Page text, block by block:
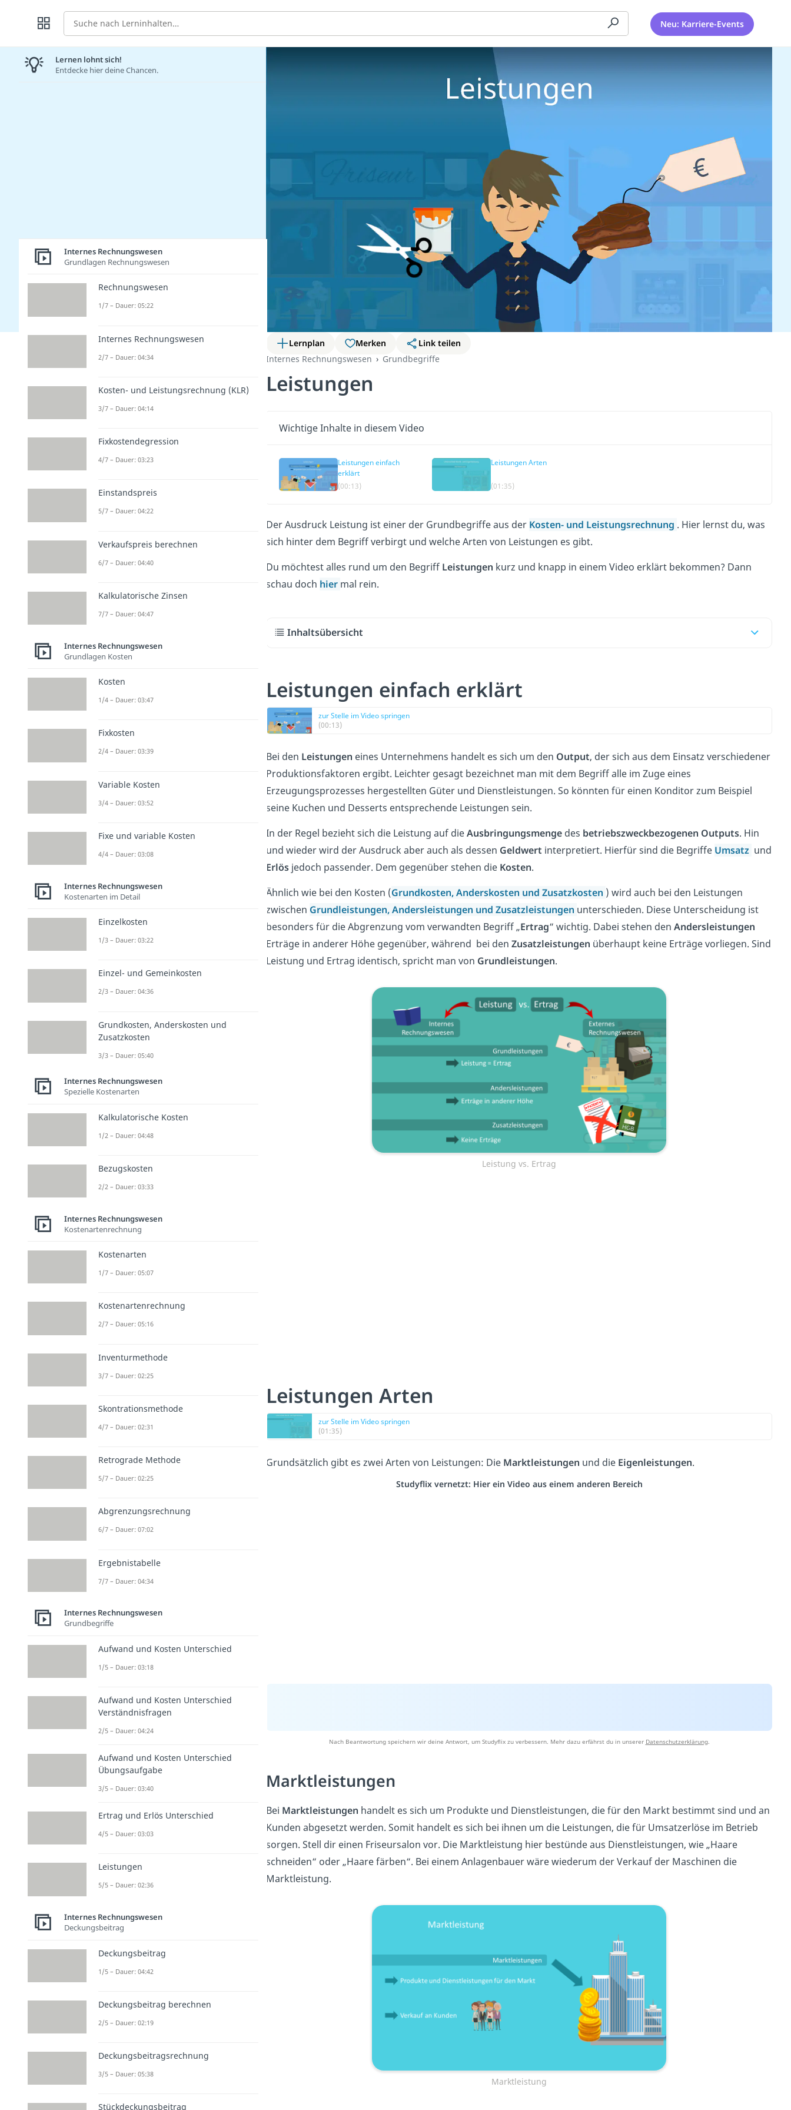
Suche Neu: Karriere-Events
Lernplan Merken
Link teilen
Internes Rechnungswesen
Grundbegriffe
Leistungen
Wichtige Inhalte in diesem Video
Leistungen einfach
erklärt
(00:13)
Leistungen Arten
(01:35)
Der Ausdruck Leistung ist einer der Grundbegriffe aus der Kosten- und Leistungsrechnung . Hier lernst du, was
sich hinter dem Begriff verbirgt und welche Arten von Leistungen es gibt.
Du möchtest alles rund um den Begriff Leistungen kurz und knapp in einem Video erklärt bekommen? Dann
schau doch hier mal rein.
Inhaltsübersicht
Leistungen einfach erklärt
zur Stelle im Video springen
(00:13)
Bei den Leistungen eines Unternehmens handelt es sich um den Output, der sich aus dem Einsatz verschiedener
Produktionsfaktoren ergibt. Leichter gesagt bezeichnet man mit dem Begriff alle im Zuge eines
Erzeugungsprozesses hergestellten Güter und Dienstleistungen. So könnten für einen Konditor zum Beispiel
seine Kuchen und Desserts entsprechende Leistungen sein.
In der Regel bezieht sich die Leistung auf dieAusbringungsmenge des betriebszweckbezogenen Outputs. Hin
und wieder wird der Ausdruck aber auch als dessen Geldwert interpretiert. Hierfür sind die Begriffe Umsatz und
Erlös jedoch passender. Dem gegenüber stehen die Kosten.
Ähnlich wie bei den Kosten (Grundkosten, Anderskosten und Zusatzkosten ) wird auch bei den Leistungen
zwischen Grundleistungen, Andersleistungen und Zusatzleistungen unterschieden. Diese Unterscheidung ist
besonders für die Abgrenzung vom verwandten Begriff „Ertrag“ wichtig. Dabei stehen den Andersleistungen
Erträge in anderer Höhe gegenüber, während bei den Zusatzleistungen überhaupt keine Erträge vorliegen. Sind
Leistung und Ertrag identisch, spricht man von Grundleistungen.
Leistung vs. Ertrag
Leistungen Arten
zur Stelle im Video springen
(01:35)
Grundsätzlich gibt es zwei Arten von Leistungen: Die Marktleistungen und die Eigenleistungen.
Studyflix vernetzt: Hier ein Video aus einem anderen Bereich
Nach Beantwortung speichern wir deine Antwort, um Studyflix zu verbessern. Mehr dazu erfährst du in unserer Datenschutzerklärung.
Marktleistungen
Bei Marktleistungen handelt es sich um Produkte und Dienstleistungen, die für den Markt bestimmt sind und an
Kunden abgesetzt werden. Somit handelt es sich bei ihnen um die Leistungen, die für Umsatzerlöse im Betrieb
sorgen. Stell dir einen Friseursalon vor. Die Marktleistung hier bestünde aus Dienstleistungen, wie „Haare
schneiden“ oder „Haare färben“. Bei einem Anlagenbauer wäre wiederum der Verkauf der Maschinen die
Marktleistung.
Marktleistung
Lernen lohnt sich!
Entdecke hier deine Chancen.
Internes Rechnungswesen
Grundlagen Rechnungswesen
Rechnungswesen
1/7 – Dauer: 05:22
Internes Rechnungswesen
2/7 – Dauer: 04:34
Kosten- und Leistungsrechnung (KLR)
3/7 – Dauer: 04:14
Fixkostendegression
4/7 – Dauer: 03:23
Einstandspreis
5/7 – Dauer: 04:22
Verkaufspreis berechnen
6/7 – Dauer: 04:40
Kalkulatorische Zinsen
7/7 – Dauer: 04:47
Internes Rechnungswesen
Grundlagen Kosten
Kosten
1/4 – Dauer: 03:47
Fixkosten
2/4 – Dauer: 03:39
Variable Kosten
3/4 – Dauer: 03:52
Fixe und variable Kosten
4/4 – Dauer: 03:08
Internes Rechnungswesen
Kostenarten im Detail
Einzelkosten
1/3 – Dauer: 03:22
Einzel- und Gemeinkosten
2/3 – Dauer: 04:36
Grundkosten, Anderskosten und
Zusatzkosten
3/3 – Dauer: 05:40
Internes Rechnungswesen
Spezielle Kostenarten
Kalkulatorische Kosten
1/2 – Dauer: 04:48
Bezugskosten
2/2 – Dauer: 03:33
Internes Rechnungswesen
Kostenartenrechnung
Kostenarten
1/7 – Dauer: 05:07
Kostenartenrechnung
2/7 – Dauer: 05:16
Inventurmethode
3/7 – Dauer: 02:25
Skontrationsmethode
4/7 – Dauer: 02:31
Retrograde Methode
5/7 – Dauer: 02:25
Abgrenzungsrechnung
6/7 – Dauer: 07:02
Ergebnistabelle
7/7 – Dauer: 04:34
Internes Rechnungswesen
Grundbegriffe
Aufwand und Kosten Unterschied
1/5 – Dauer: 03:18
Aufwand und Kosten Unterschied
Verständnisfragen
2/5 – Dauer: 04:24
Aufwand und Kosten Unterschied
Übungsaufgabe
3/5 – Dauer: 03:40
Ertrag und Erlös Unterschied
4/5 – Dauer: 03:03
Leistungen
5/5 – Dauer: 02:36
Internes Rechnungswesen
Deckungsbeitrag
Deckungsbeitrag
1/5 – Dauer: 04:42
Deckungsbeitrag berechnen
2/5 – Dauer: 02:19
Deckungsbeitragsrechnung
3/5 – Dauer: 05:38
Stückdeckungsbeitrag